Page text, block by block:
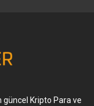
güncel Kripto Para ve